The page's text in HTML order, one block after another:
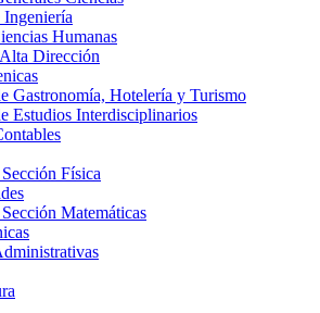
Ingeniería
Humanas
Dirección
Gastronomía, Hotelería y Turismo
Estudios Interdisciplinarios
Física
Matemáticas